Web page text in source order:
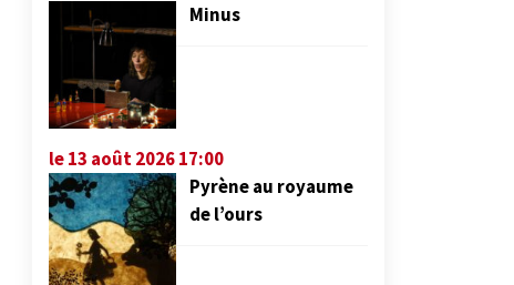
Minus
le 13 août 2026 17:00
Pyrène au royaume
de l’ours